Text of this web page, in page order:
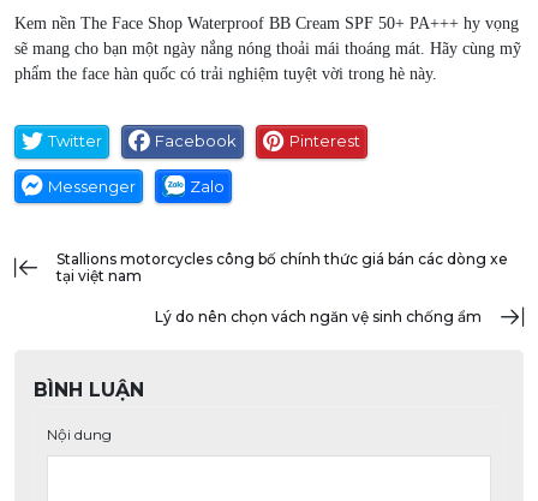
Kem nền The Face Shop Waterproof BB Cream SPF 50+ PA+++ hy vọng
sẽ mang cho bạn một ngày nắng nóng thoải mái thoáng mát. Hãy cùng mỹ
phẩm the face hàn quốc có trải nghiệm tuyệt vời trong hè này.
Twitter Facebook Pinterest
Messenger Zalo
stallions motorcycles công bố chính thức giá bán các dòng xe
tại việt nam
lý do nên chọn vách ngăn vệ sinh chống ẩm
BÌNH LUẬN
Nội dung